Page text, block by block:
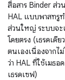
สื่อสาร Binder ส่
HAL แบบพาสทรูท
ส่วนใหญ่ ระบบจะ
โดยตรง (เธรดเดี
ตนเองเนื่องจากไ
ว่า HAL ที่ใช้เมธอด
เธรดเซฟ)